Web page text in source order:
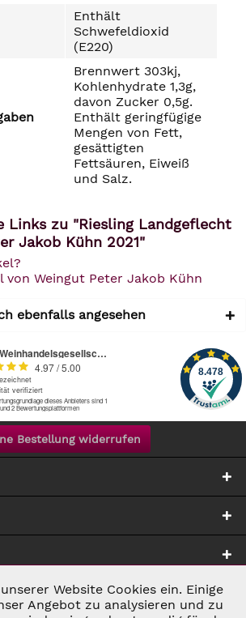
Enthält
Schwefeldioxid
(E220)
Brennwert 303kj,
Kohlenhydrate 1,3g,
davon Zucker 0,5g.
Enthält geringfügige
Mengen von Fett,
gesättigten
Fettsäuren, Eiweiß
und Salz.
Links zu "Riesling Landgeflecht
Jakob Kühn 2021"
von Weingut Peter Jakob Kühn
ebenfalls angesehen
Bestellung widerrufen
Aktiv
Website Cookies ein. Einige
Angebot zu analysieren und zu